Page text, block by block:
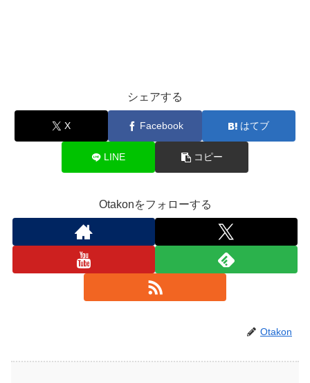
シェアする
X Facebook はてブ
LINE コピー
Otakonをフォローする
Otakon